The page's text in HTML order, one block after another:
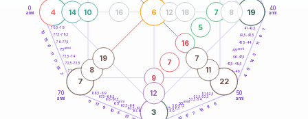
0
anni
40
anni
50
anni
70
anni
41-42,5
42,5-43,5
43,5-44
46-47,5
47,5-48,5
48,5-49
51-52,5
52,5-53,5
53,5-54
56-57,5
57,5-58,5
58,5-59
61-62,5
62,5-63,5
63,5-64
66-67,5
67,5-68,5
68,5-69
71-72,5
72,5-73,5
73,5-74
76-77,5
77,5-78,5
78,5-79 7
6
11
5
14
9
4
6
11
18
7
17
13
5
10
9
17
6
7
18
11
11
8
15
19
4 19
3
6
7 22
9
7
16
5
7
14 8
12
10 12 18
16
8
19
11
7
45anni
55anni
65anni
75anni